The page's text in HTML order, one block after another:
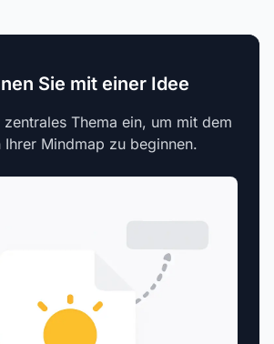
Sie mit einer Idee
zentrales Thema ein, um mit dem
Ihrer Mindmap zu beginnen.